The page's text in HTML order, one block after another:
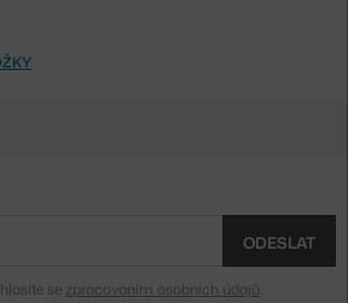
ODESLAT
se zpracováním osobních údajů